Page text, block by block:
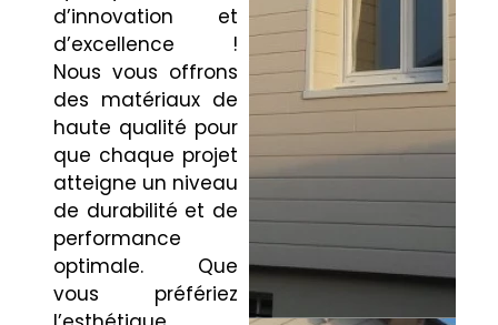
d’innovation et
d’excellence !
Nous vous offrons
des matériaux de
haute qualité pour
que chaque projet
atteigne un niveau
de durabilité et de
performance
optimale. Que
vous préfériez